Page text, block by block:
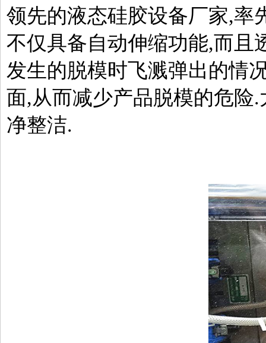
领先的液态硅胶设备厂家,
不仅具备自动伸缩功能,而且
发生的脱模时飞溅弹出的情
面,从而减少产品脱模的危险
净整洁.